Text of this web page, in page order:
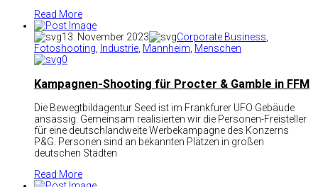
Read More
13. November 2023
Corporate Business,
Fotoshooting, Industrie, Mannheim, Menschen
0
Kampagnen-Shooting für Procter & Gamble in FFM
Die Bewegtbildagentur Seed ist im Frankfurer UFO Gebäude
ansässig. Gemeinsam realisierten wir die Personen-Freisteller
für eine deutschlandweite Werbekampagne des Konzerns
P&G. Personen sind an bekannten Plätzen in großen
deutschen Städten
Read More